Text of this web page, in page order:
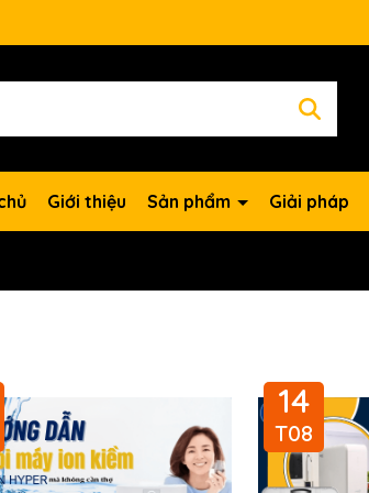
Giới thiệu Sản phẩm Giải pháp
14
T08